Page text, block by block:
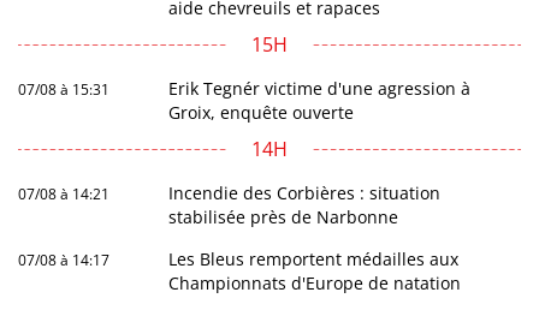
aide chevreuils et rapaces
15H
07/08 à 15:31
Erik Tegnér victime d'une agression à
Groix, enquête ouverte
14H
07/08 à 14:21
Incendie des Corbières : situation
stabilisée près de Narbonne
07/08 à 14:17
Les Bleus remportent médailles aux
Championnats d'Europe de natation